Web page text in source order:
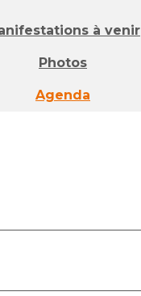
à venir
Photos
Agenda